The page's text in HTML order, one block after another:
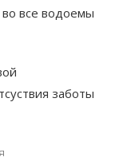
все водоемы
заботы